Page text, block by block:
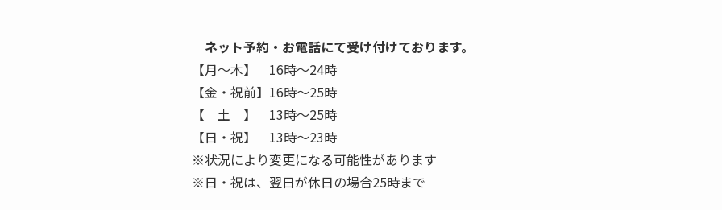
ネット予約・お電話にて受け付けております。
【月〜木】 16時〜24時
【金・祝前】16時〜25時
【 土 】 13時〜25時
【日・祝】 13時〜23時
※状況により変更になる可能性があります
※日・祝は、翌日が休日の場合25時まで